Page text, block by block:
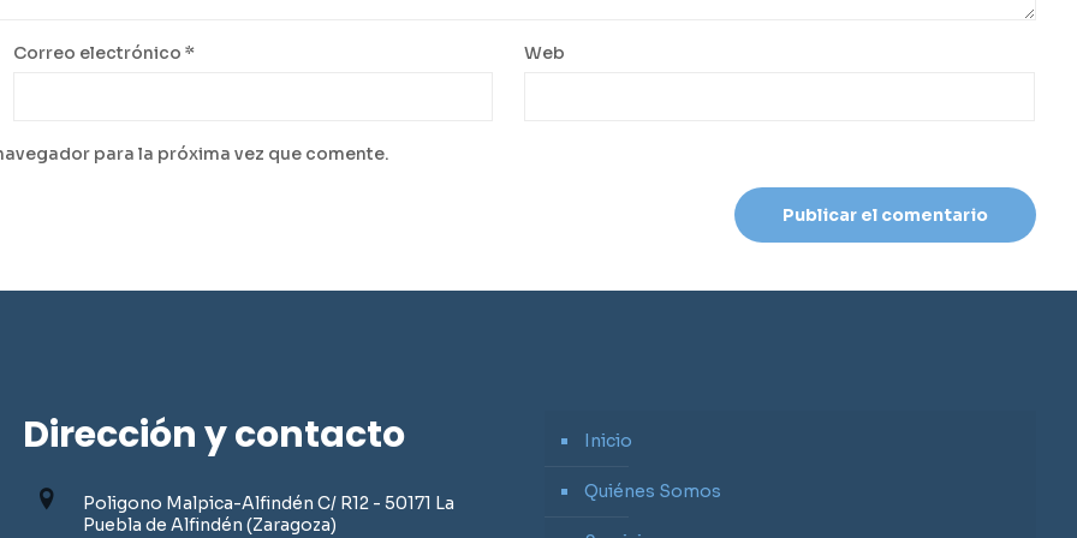
Correo electrónico * Web
para la próxima vez que comente.
Dirección y contacto
Poligono Malpica-Alfindén C/ R12 - 50171 La
Puebla de Alfindén (Zaragoza)
Inicio
Quiénes Somos